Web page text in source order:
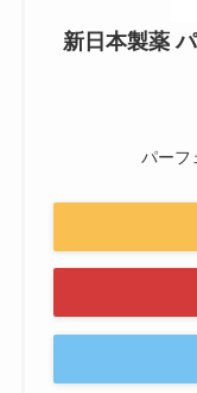
新日本製薬
パーフ